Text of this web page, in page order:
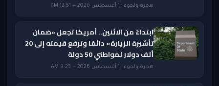
هجرة ولجوء · 1 أغسطس 2026 — 12:51 PM
ابتداءً من الاثنين.. أمريكا تجعل «ضمان
تأشيرة الزيارة» دائمًا وترفع قيمته إلى 20
ألف دولار لمواطني 50 دولة
هجرة ولجوء · 1 أغسطس 2026 — 9:23 AM